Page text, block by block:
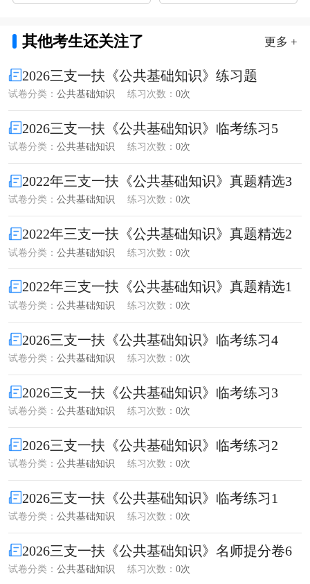
其他考生还关注了 更多 +
2026三支一扶《公共基础知识》练习题
试卷分类： 公共基础知识 练习次数： 0次
2026三支一扶《公共基础知识》临考练习5
试卷分类： 公共基础知识 练习次数： 0次
2022年三支一扶《公共基础知识》真题精选3
试卷分类： 公共基础知识 练习次数： 0次
2022年三支一扶《公共基础知识》真题精选2
试卷分类： 公共基础知识 练习次数： 0次
2022年三支一扶《公共基础知识》真题精选1
试卷分类： 公共基础知识 练习次数： 0次
2026三支一扶《公共基础知识》临考练习4
试卷分类： 公共基础知识 练习次数： 0次
2026三支一扶《公共基础知识》临考练习3
试卷分类： 公共基础知识 练习次数： 0次
2026三支一扶《公共基础知识》临考练习2
试卷分类： 公共基础知识 练习次数： 0次
2026三支一扶《公共基础知识》临考练习1
试卷分类： 公共基础知识 练习次数： 0次
2026三支一扶《公共基础知识》名师提分卷6
试卷分类： 公共基础知识 练习次数： 0次